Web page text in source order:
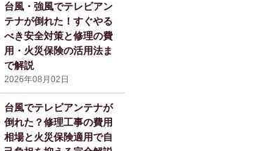
台風・強風でテレビアン
テナが倒れた！すぐやる
べき安全対策と修理の費
用・火災保険の活用法ま
で解説
2026年08月02日
台風でテレビアンテナが
倒れた？修理工事の費用
相場と火災保険適用で自